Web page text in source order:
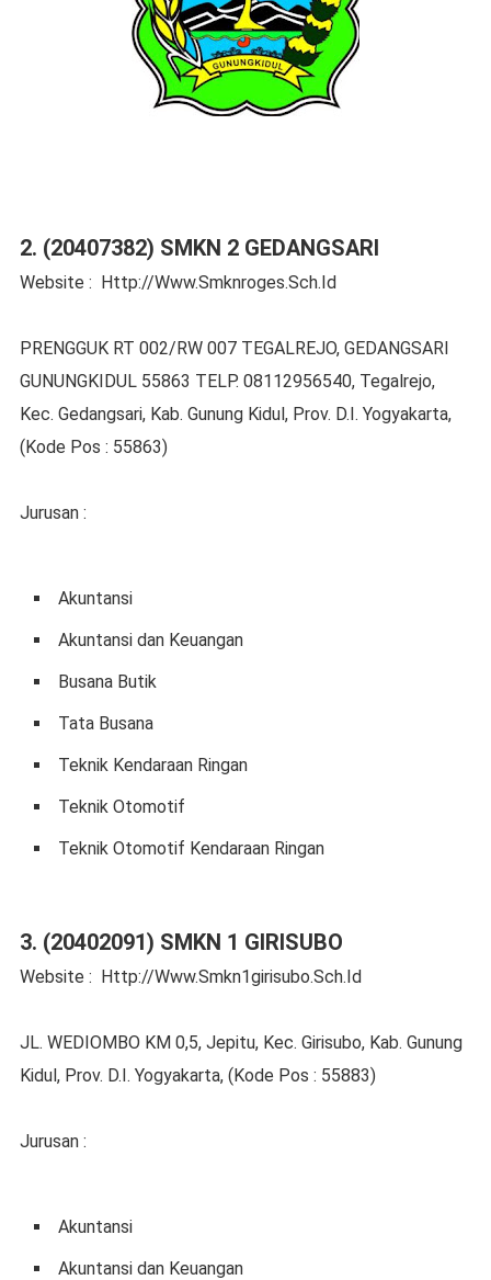
2. (20407382) SMKN 2 GEDANGSARI
Website : Http://Www.Smknroges.Sch.Id
PRENGGUK RT 002/RW 007 TEGALREJO, GEDANGSARI
GUNUNGKIDUL 55863 TELP. 08112956540, Tegalrejo,
Kec. Gedangsari, Kab. Gunung Kidul, Prov. D.I. Yogyakarta,
(Kode Pos : 55863)
Jurusan :
Akuntansi
Akuntansi dan Keuangan
Busana Butik
Tata Busana
Teknik Kendaraan Ringan
Teknik Otomotif
Teknik Otomotif Kendaraan Ringan
3. (20402091) SMKN 1 GIRISUBO
Website : Http://Www.Smkn1girisubo.Sch.Id
JL. WEDIOMBO KM 0,5, Jepitu, Kec. Girisubo, Kab. Gunung
Kidul, Prov. D.I. Yogyakarta, (Kode Pos : 55883)
Jurusan :
Akuntansi
Akuntansi dan Keuangan